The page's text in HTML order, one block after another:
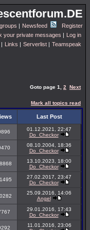
| Newsfeed
Register
your private messages | Log in
| Links | Serverlist | Teamspeak
Goto page 1 2 Next
Mark all topics read
Last Post
01.12.2021, 22:47
Do_Checkor
08.10.2004, 18:36
Do_Checkor
13.10.2023, 18:00
Do_Checkor
27.02.2017, 23:47
Do_Checkor
25.09.2016, 14:06
Angel
29.01.2016, 17:43
Do_Checkor
11.01.2016, 23:06